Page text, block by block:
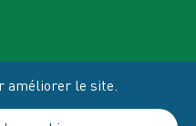
améliorer le site.